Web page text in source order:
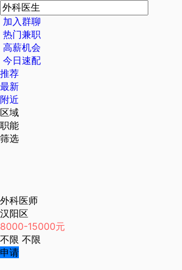
加入群聊
热门兼职
高薪机会
今日速配
推荐
最新
附近
区域
职能
筛选
外科医师
汉阳区
8000-15000元
不限 不限
申请